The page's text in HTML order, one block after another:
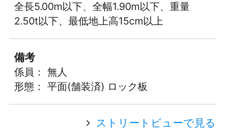
全長5.00m以下、全幅1.90m以下、重量
2.50t以下、最低地上高15cm以上
備考
係員： 無人
形態： 平面(舗装済) ロック板
ストリートビューで見る